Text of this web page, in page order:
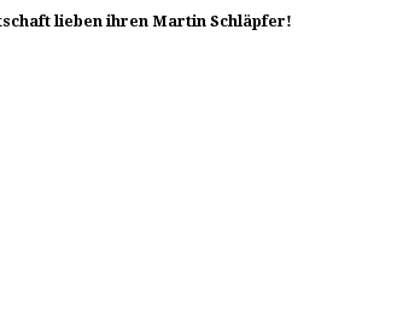
lieben ihren Martin Schläpfer!